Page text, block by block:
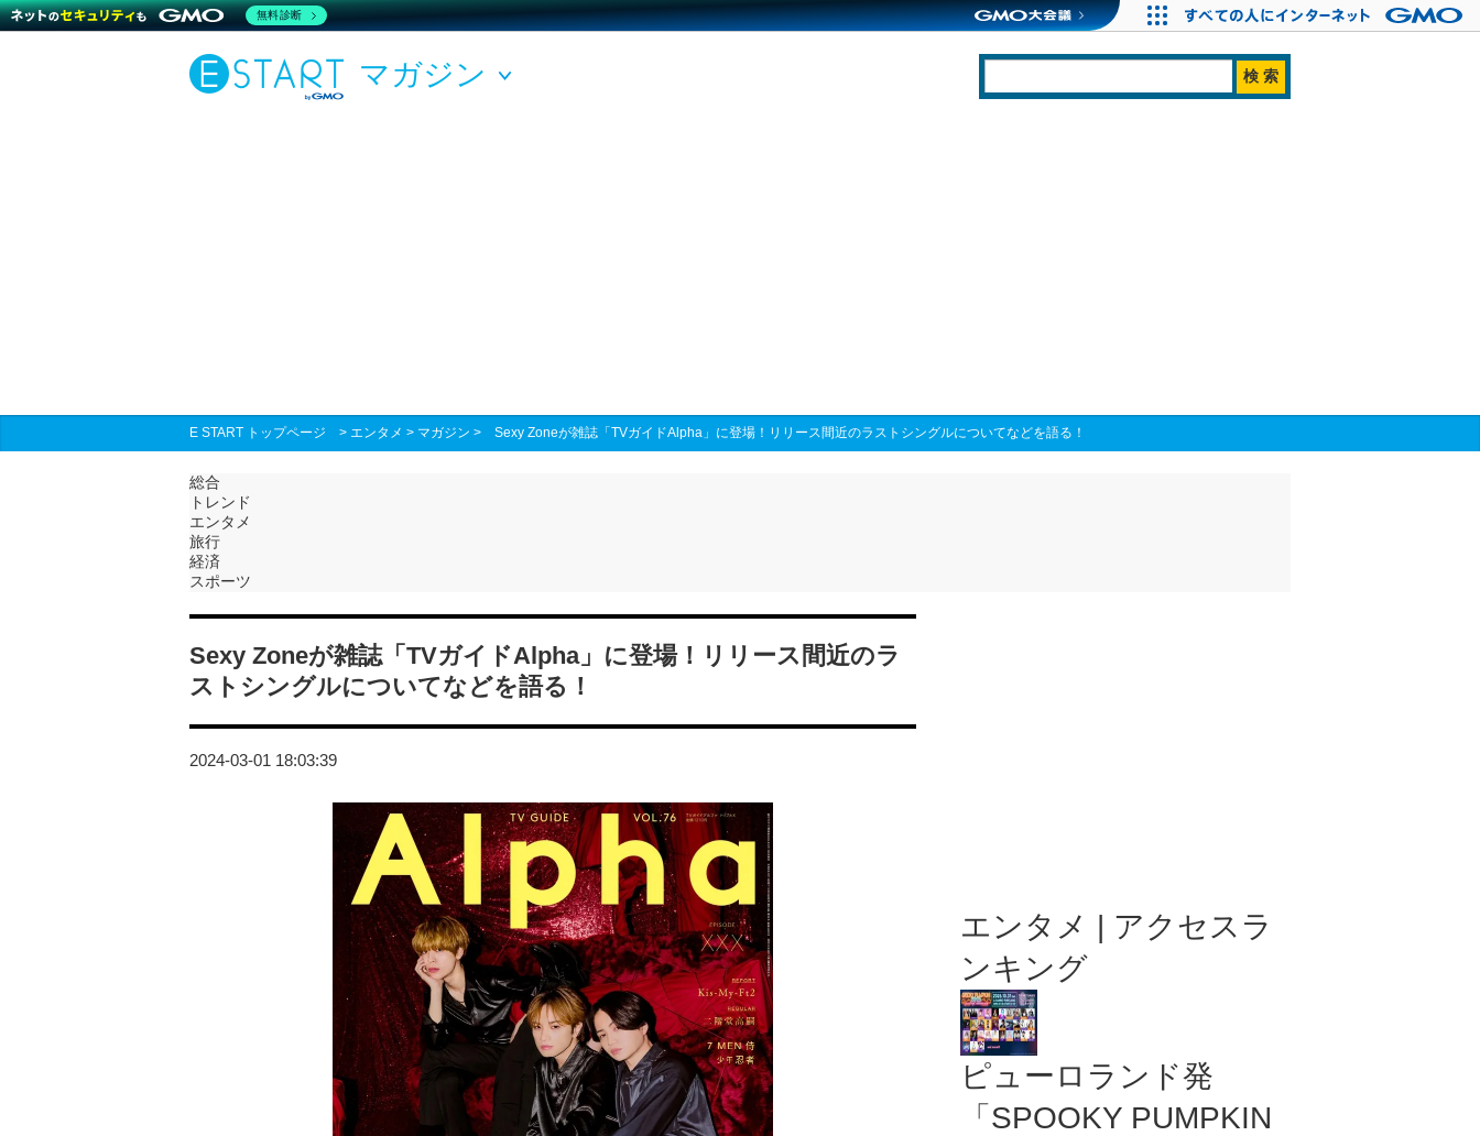
マガジン
E START トップページ > エンタメ > マガジン > Sexy Zoneが雑誌「TVガイドAlpha」に登場！リリース間近のラストシングルについてなどを語る！
総合
トレンド
エンタメ
旅行
経済
スポーツ
Sexy Zoneが雑誌「TVガイドAlpha」に登場！リリース間近のラ
ストシングルについてなどを語る！
2024-03-01 18:03:39
エンタメ | アクセスラ
ンキング
ピューロランド発
「SPOOKY PUMPKIN
無料診断